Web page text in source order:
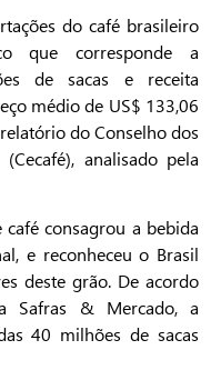
do café brasileiro
que corresponde a
de sacas e receita
médio de US$ 133,06
do Conselho dos
analisado pela
consagrou a bebida
e reconheceu o Brasil
deste grão. De acordo
Safras & Mercado, a
40 milhões de sacas